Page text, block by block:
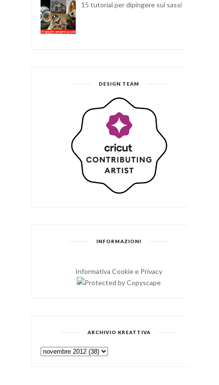
15 tutorial per dipingere sui sassi
DESIGN TEAM
INFORMAZIONI
Informativa Cookie e Privacy
ARCHIVIO KREATTIVA